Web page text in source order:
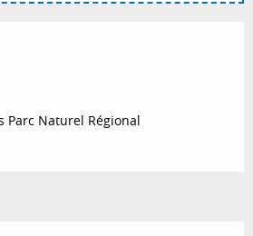
Parc Naturel Régional